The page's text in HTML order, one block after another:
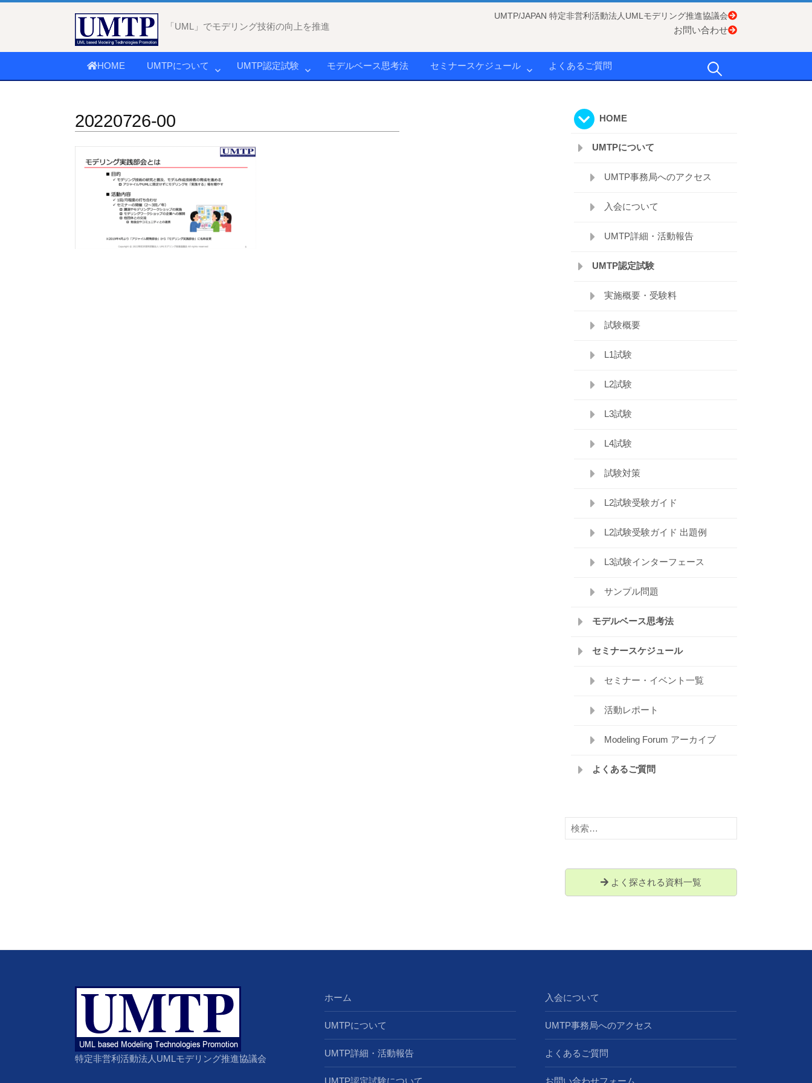
「UML」でモデリング技術の向上を推進
UMTP/JAPAN 特定非営利活動法人UMLモデリング推進協議会
お問い合わせ
HOME UMTPについて UMTP認定試験 モデルベース思考法 セミナースケジュール よくあるご質問 検
20220726-00 HOME
UMTPについて
UMTP事務局へのアクセス
入会について
UMTP詳細・活動報告
UMTP認定試験
実施概要・受験料
試験概要
L1試験
L2試験
L3試験
L4試験
試験対策
L2試験受験ガイド
L2試験受験ガイド 出題例
L3試験インターフェース
サンプル問題
モデルベース思考法
セミナースケジュール
セミナー・イベント一覧
活動レポート
Modeling Forum アーカイブ
よくあるご質問
検
索:
よく探される資料一覧
特定非営利活動法人UMLモデリング推進協議会
ホーム
UMTPについて
UMTP詳細・活動報告
UMTP認定試験について
入会について
UMTP事務局へのアクセス
よくあるご質問
お問い合わせフォーム